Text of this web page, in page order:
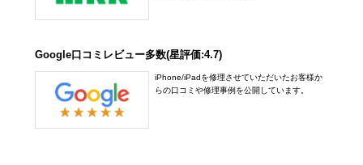
Google口コミレビュー多数(星評価:4.7)
iPhone/iPadを修理させていただいたお客様か
らの口コミや修理事例を公開しています。